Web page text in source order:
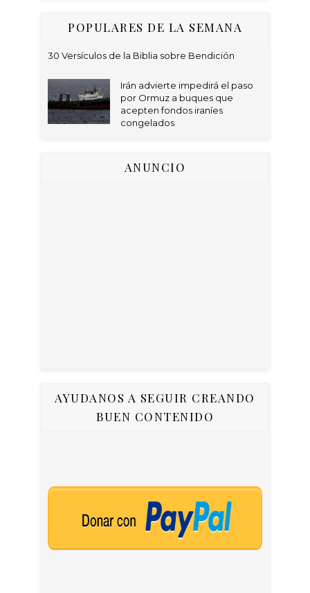
POPULARES DE LA SEMANA
30 Versículos de la Biblia sobre Bendición
Irán advierte impedirá el paso
por Ormuz a buques que
acepten fondos iraníes
congelados
ANUNCIO
AYUDANOS A SEGUIR CREANDO
BUEN CONTENIDO